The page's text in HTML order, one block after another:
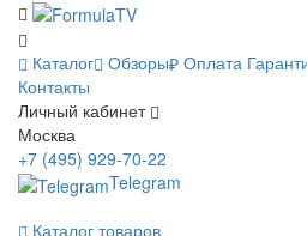
Каталог Обзоры Оплата
Контакты
Личный кабинет
Москва
+7 (495) 929-70-22
Telegram
Каталог товаров